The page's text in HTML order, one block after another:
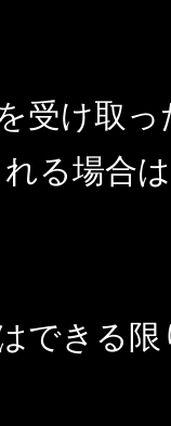
受け取
る場合
できる限